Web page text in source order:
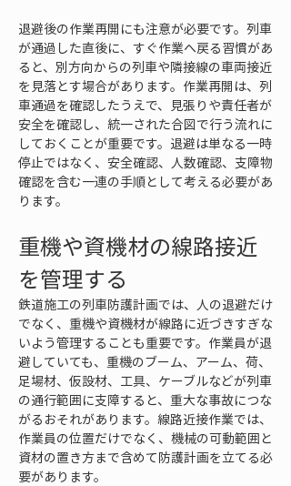
退避後の作業再開にも注意が必要です。列車
が通過した直後に、すぐ作業へ戻る習慣があ
ると、別方向からの列車や隣接線の車両接近
を見落とす場合があります。作業再開は、列
車通過を確認したうえで、見張りや責任者が
安全を確認し、統一された合図で行う流れに
しておくことが重要です。退避は単なる一時
停止ではなく、安全確認、人数確認、支障物
確認を含む一連の手順として考える必要があ
ります。
重機や資機材の線路接近
を管理する
鉄道施工の列車防護計画では、人の退避だけ
でなく、重機や資機材が線路に近づきすぎな
いよう管理することも重要です。作業員が退
避していても、重機のブーム、アーム、荷、
足場材、仮設材、工具、ケーブルなどが列車
の通行範囲に支障すると、重大な事故につな
がるおそれがあります。線路近接作業では、
作業員の位置だけでなく、機械の可動範囲と
資材の置き方まで含めて防護計画を立てる必
要があります。